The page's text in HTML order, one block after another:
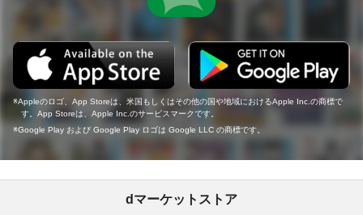
Appleのロゴ、App Storeは、米国もしくはその他の国や地域におけるApple Inc.の商標で
す。App Storeは、Apple Inc.のサービスマークです。
Google Play および Google Play ロゴは Google LLC の商標です。
dマーケットストア